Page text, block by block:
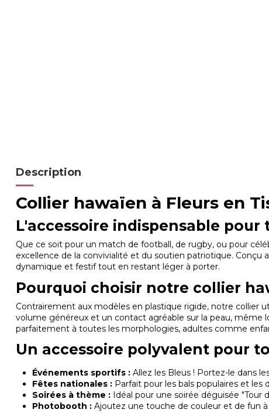
Description
Collier hawaïen à Fleurs en
L'accessoire indispensable pour
Que ce soit pour un match de football, de rugby, ou pour
excellence de la convivialité et du soutien patriotique. Conçu
dynamique et festif tout en restant léger à porter.
Pourquoi choisir notre collier
Contrairement aux modèles en plastique rigide, notre collier
volume généreux et un contact agréable sur la peau, même
parfaitement à toutes les morphologies, adultes comme
Un accessoire polyvalent pour
Événements sportifs : Allez les Bleus ! Portez-le dans
Fêtes nationales : Parfait pour les bals populaires et les
Soirées à thème : Idéal pour une soirée déguisée "Tour
Photobooth : Ajoutez une touche de couleur et de fun